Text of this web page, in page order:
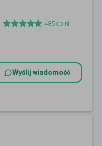
485 opinii
Wyślij wiadomość